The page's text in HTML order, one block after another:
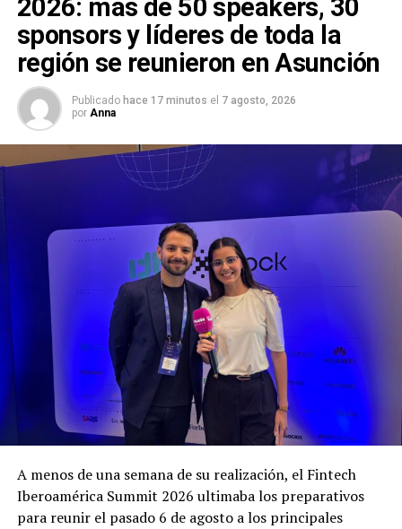
2026: más de 50 speakers, 30
sponsors y líderes de toda la
región se reunieron en Asunción
Publicado hace 17 minutos el 7 agosto, 2026
por Anna
A menos de una semana de su realización, el Fintech
Iberoamérica Summit 2026 ultimaba los preparativos
para reunir el pasado 6 de agosto a los principales